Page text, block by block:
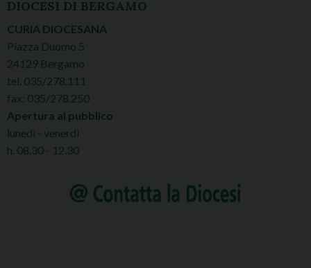
DIOCESI DI BERGAMO
CURIA DIOCESANA
Piazza Duomo 5
24129 Bergamo
tel. 035/278.111
fax: 035/278.250
Apertura al pubblico
lunedì - venerdì
h. 08.30 - 12.30